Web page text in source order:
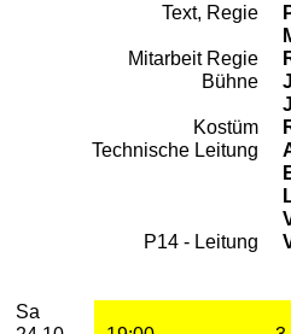
Text, Regie
Mitarbeit Regie
Bühne
Kostüm
Technische Leitung
P14 - Leitung
Aufführungen
2026
Oktober
Samstag, 24. Oktober 2026
Sa